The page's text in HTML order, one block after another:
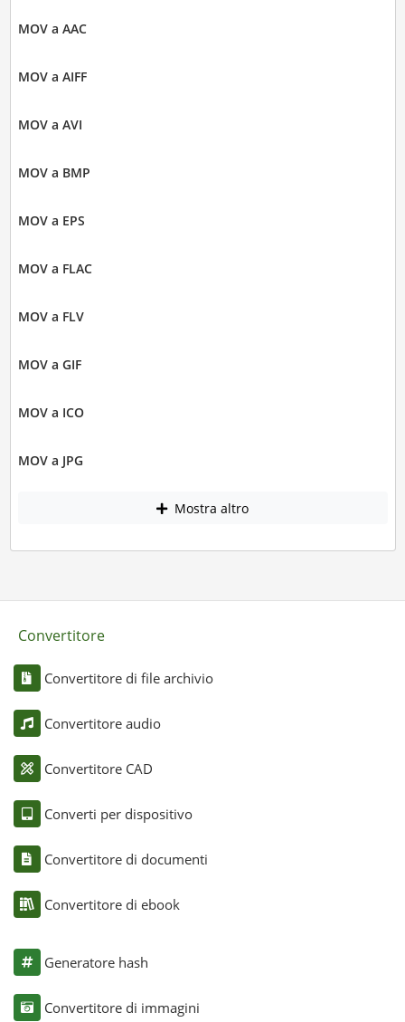
MOV a AAC
MOV a AIFF
MOV a AVI
MOV a BMP
MOV a EPS
MOV a FLAC
MOV a FLV
MOV a GIF
MOV a ICO
MOV a JPG
Mostra altro
Convertitore
Convertitore di file archivio
Convertitore audio
Convertitore CAD
Converti per dispositivo
Convertitore di documenti
Convertitore di ebook
Generatore hash
Convertitore di immagini